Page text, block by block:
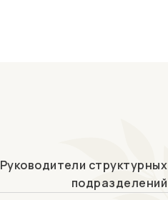
Руководители структурных
подразделений